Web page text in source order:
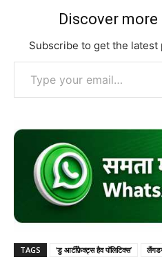
Discover more
Subscribe to get the
Type your email…
TAGS ‘डु आर्टीफ़ैक्ट्स हैव पॉलिटिक्स’